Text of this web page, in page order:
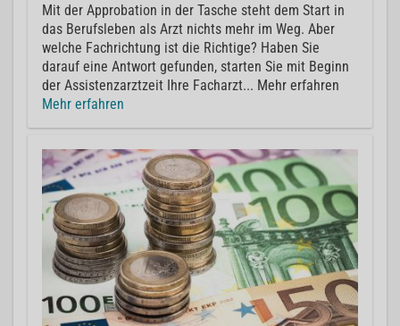
Mit der Approbation in der Tasche steht dem Start in
das Berufsleben als Arzt nichts mehr im Weg. Aber
welche Fachrichtung ist die Richtige? Haben Sie
darauf eine Antwort gefunden, starten Sie mit Beginn
der Assistenzarztzeit Ihre Facharzt... Mehr erfahren
Mehr erfahren